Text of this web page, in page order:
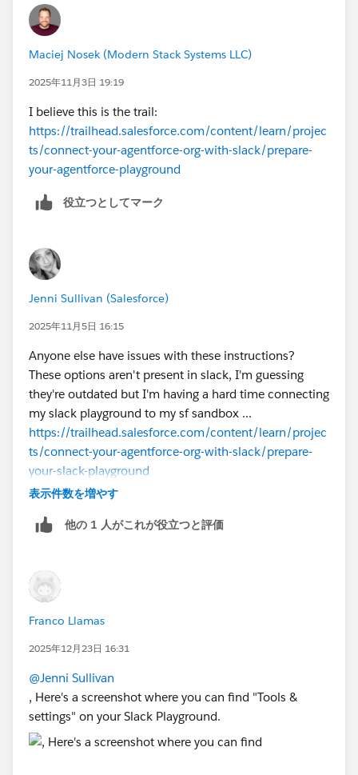
Maciej Nosek (Modern Stack Systems LLC)
2025年11月3日 19:19
I believe this is the trail:
https://trailhead.salesforce.com/content/learn/projec
ts/connect-your-agentforce-org-with-slack/prepare-
your-agentforce-playground
役立つとしてマーク
Jenni Sullivan (Salesforce)
2025年11月5日 16:15
Anyone else have issues with these instructions?
These options aren't present in slack, I'm guessing
they're outdated but I'm having a hard time connecting
my slack playground to my sf sandbox ...
https://trailhead.salesforce.com/content/learn/projec
ts/connect-your-agentforce-org-with-slack/prepare-
your-slack-playground
表示件数を増やす
他の 1 人がこれが役立つと評価
Franco Llamas
2025年12月23日 16:31
@Jenni Sullivan
, Here's a screenshot where you can find "Tools &
settings" on your Slack Playground.